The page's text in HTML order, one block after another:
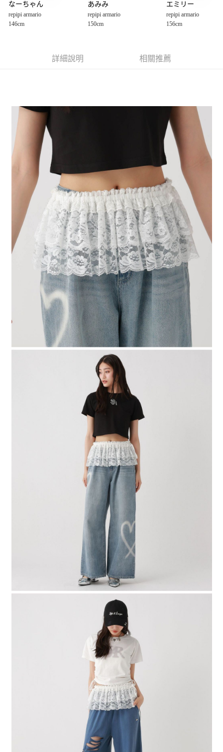
【大哥付你分期使用說明】
1.本服務由台灣大哥大提供，台灣大哥大用戶可立即使用無須另外申請。
2.付款方式選擇「大哥付你分期」，訂單成立後會自動跳轉到大哥付的交易
3.實際核准額度、可分期數及費用金額請依後續交易確認頁面所載為準。
4.訂單成立30分鐘內，如未前往確認交易或遇審核未通過，訂單將自動取
醒簡訊。
2.透過簡訊連結打開帳單後，可選擇「超商條碼／台灣大直營門市／銀行轉
帳／街口支付／iPASS MONEY」等通路繳費。
【注意事項】
1.本服務係由「台灣大哥大股份有限公司」（以下簡稱本公司）所提供，讓
用戶於交易時，得透過本服務購買商品或服務，並由商店將買賣／分期付款
買賣價金債權讓與本公司後，依約使用本公司帳單繳交帳款。
2.基於同意付款使用「大哥付你分期」之契約關係目的，商店將以您的個人
資料（包含姓名、電話或地址）提供予台灣大哥大進項蒐集、處理及利用，
由本公司與您本人進行分期帳單所需資料之確認、核對及更正。
3.完整用戶服務條款，請詳閱以下連結：https://oppay.tw/userRule
AFTEE先享後付
１．於結帳方式選擇「AFTEE先享後付」後，將跳轉至「AFTEE先享後付」
結帳頁面，進行簡訊認證並確認金額後，即可完成結帳。
２．訂單成立數日內，您將收到繳費通知簡訊。
３．收到繳費通知簡訊後14天內，點擊此簡訊中的連結，可透過四大超商／
ATM／網路銀行／等多元方式進行付款，方視為交易完成。
※ 請注意：結帳手續完成當下不需立刻繳費，但若您需要取消訂單，請聯絡
購買商品的店家。未經商家同意取消之訂單仍視為有效，需透過AFTEE先享
後付繳納相關費用。
※ 交易是否成功請以「AFTEE先享後付 」之結帳頁面顯示為準，若有關於
是否繳費成功／繳費後需取消欲退款等相關疑問，請聯繫「AFTEE先享後付
客戶支援中心」 https://netprotections.freshdesk.com/support/home
【注意事項】
１．透過由恩沛科技股份有限公司提供之「AFTEE先享後付」服務完成之交
易，需依本服務之必要範圍內提供個人資料，並將交易相關給付款項請求債
權轉讓予恩沛科技股份有限公司。
２．關於個人資料處理事宜，請瀏覽以下網址：https://aftee.tw/terms/#terms3
３．未成年的使用者請事先徵得法定代理人或監護人之同意方可使用
「AFTEE先享後付」，若未經同意申辦者引起之損失，本公司不負相關責
４．使用「AFTEE先享後付」時，將依據個別帳號之用戶狀況，依本公司即
時審查核予不同之上限額度；若仍有額度不足之情形，本公司將視審查結果
請求用戶進行身份認證。
５．嚴禁一人註冊多個帳號或使用他人資訊註冊。若發現惡意使用之情形，
恩沛科技股份有限公司將有權停止該用戶之使用額度並採取法律行動。
每筆NT$80，滿NT$888(含以上)免運費
7-11 取貨付款
每筆NT$80，滿NT$1,500(含以上)免運費
付款後 7-11取貨
每筆NT$80，滿NT$1,500(含以上)免運費
每筆NT$80，滿NT$1,500(含以上)免運費
なーちゃん
repipi armario
146cm
あみみ
repipi armario
150cm
エミリー
repipi armario
156cm
詳細說明 相關推薦